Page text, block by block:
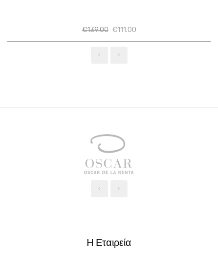
€139.00 Ποσότητα
€111.00Ποσότητα
Η Εταιρεία